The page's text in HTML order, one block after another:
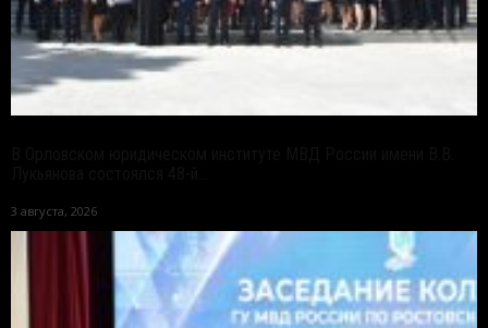
3 августа, 2026